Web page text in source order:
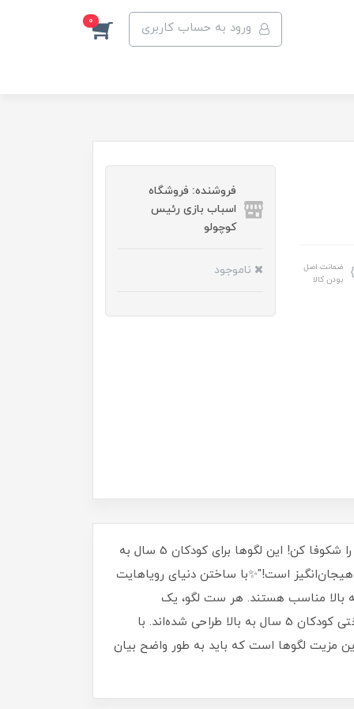
ورود به حساب کاربری 0
ضمانت اصل
بودن کالا
فروشنده: فروشگاه
اسباب بازی رئیس
کوچولو
ناموجود
"لگوهای ماجراجویی ذهناز قطعات کوچک تا دنیای بزرگ، با ماجراجویی در لگوهای ما، حافظه‌ات را تقویت کن و خلاقیتت را شکوفا کن! این لگوها برای کودکان 5 سال به
است!"✨با ساختن دنیای رویاهایت
سرگرم شو و حافظه‌ات را قوی‌تر کن. این لگوهای جذاب با طرح‌های متنوع، برای کودکان 5 سال به بالا مناسب هستند. هر ست لگو، یک
ماجراجویی جدید است!"از قطعات ساده تا چالش‌های پیچیده، لگوهای ما برای تقویت حافظه و افزایش مهارت‌های شناختی کودکان 5 سال به بالا طراحی شده‌اند. با
مزیت لگوها است که باید به طور واضح بیان